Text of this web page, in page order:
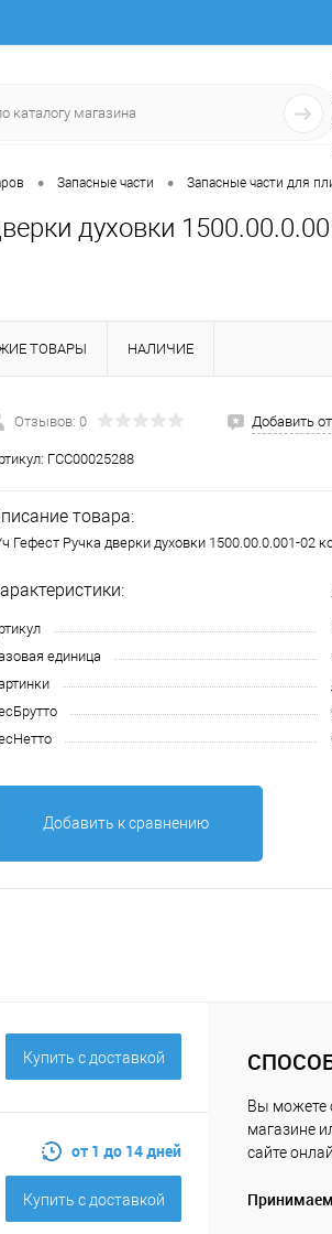
• Запасные части • Запасные части для
духовки
ТОВАРЫ НАЛИЧИЕ
Отзывов: 0 Добавить
ГСС00025288
товара:
Гефест Ручка дверки духовки 1500.00.0.001-02
единица
Добавить к сравнению
Купить c доставкой
от 1 до 14 дней
Купить c доставкой
Вы можете
магазине
сайте